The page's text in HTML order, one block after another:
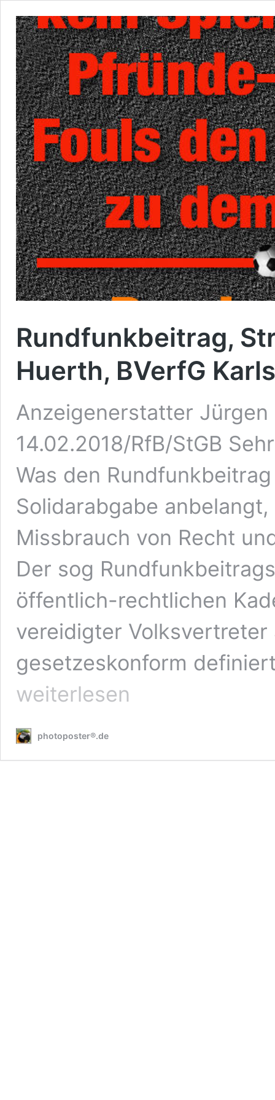
Rundfunkbeitrag,
Huerth, BVerfG
Anzeigenerstatter
14.02.2018/RfB/StGB
Was den
Solidarabgabe
Missbrauch von Recht
Der sog
öffentlich-rechtlichen
vereidigter
gesetzeskonform
weiterlesen
photoposter®.de